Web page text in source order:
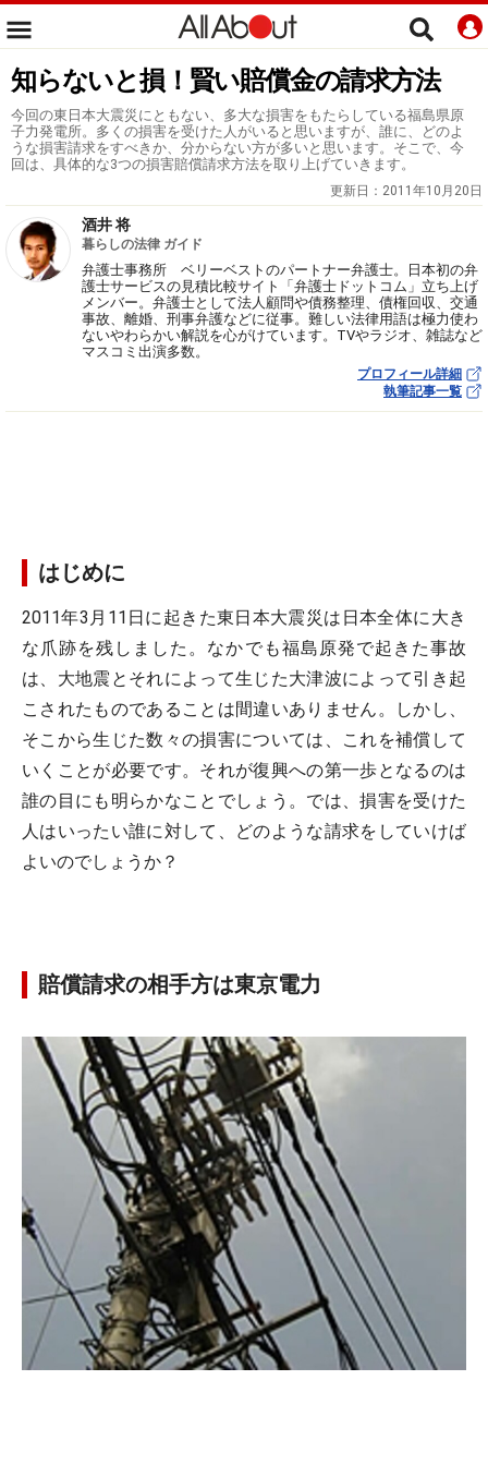
知らないと損！賢い賠償金の請求方法
今回の東日本大震災にともない、多大な損害をもたらしている福島県原
子力発電所。多くの損害を受けた人がいると思いますが、誰に、どのよ
うな損害請求をすべきか、分からない方が多いと思います。そこで、今
回は、具体的な3つの損害賠償請求方法を取り上げていきます。
更新日： 2011年10月20日
酒井 将
暮らしの法律 ガイド
弁護士事務所 ベリーベストのパートナー弁護士。日本初の弁
護士サービスの見積比較サイト「弁護士ドットコム」立ち上げ
メンバー。弁護士として法人顧問や債務整理、債権回収、交通
事故、離婚、刑事弁護などに従事。難しい法律用語は極力使わ
ないやわらかい解説を心がけています。TVやラジオ、雑誌など
マスコミ出演多数。
プロフィール詳細
執筆記事一覧
はじめに
2011年3月11日に起きた東日本大震災は日本全体に大き
な爪跡を残しました。なかでも福島原発で起きた事故
は、大地震とそれによって生じた大津波によって引き起
こされたものであることは間違いありません。しかし、
そこから生じた数々の損害については、これを補償して
いくことが必要です。それが復興への第一歩となるのは
誰の目にも明らかなことでしょう。では、損害を受けた
人はいったい誰に対して、どのような請求をしていけば
よいのでしょうか？
賠償請求の相手方は東京電力